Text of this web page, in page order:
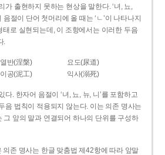
가 출현하지 못하는 현상을 말한다. ‘녀, 뇨,
음절이 단어 첫머리에 올 때는 ‘ㄴ’이 나타나지
태로 실현되는데, 이 조항에서는 이러한 두음
.
열반(涅槃)
요도(尿道)
이공(泥工) 익사(溺死)
다. 한자어 음절이 ‘녀, 뇨, 뉴, 니’를 포함하고
음 법칙이 적용되지 않는다. 이는 의존 명사는
그 앞의 말과 연결되어 하나의 단위를 구성하
의존 명사는 한글 맞춤법 제42항에 따라 앞말